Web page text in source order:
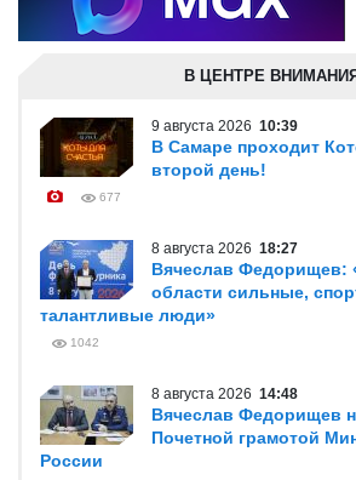
В ЦЕНТРЕ ВНИМАНИЯ
9 августа 2026 10:39
В Самаре проходит
второй день!
677
8 августа 2026 18:27
Вячеслав Федорищев:
области сильные,
талантливые люди»
1042
8 августа 2026 14:48
Вячеслав Федорищев
Почетной грамотой
России